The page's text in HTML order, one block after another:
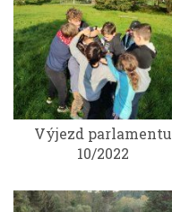
Výjezd parlamentu
10/2022